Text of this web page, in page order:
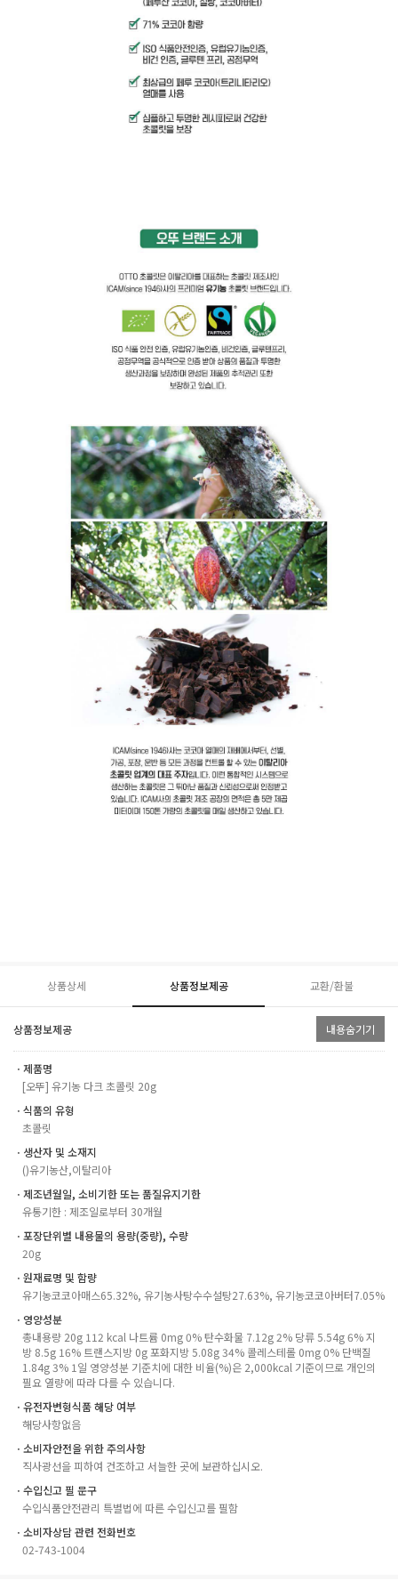
상품상세 상품정보제공 교환/환불
상품정보제공 내용숨기기
ㆍ제품명
[오뚜] 유기농 다크 초콜릿 20g
ㆍ식품의 유형
초콜릿
ㆍ생산자 및 소재지
()유기농산,이탈리아
ㆍ제조년월일, 소비기한 또는 품질유지기한
유통기한 : 제조일로부터 30개월
ㆍ포장단위별 내용물의 용량(중량), 수량
20g
ㆍ원재료명 및 함량
유기농코코아매스65.32%, 유기농사탕수수설탕27.63%, 유기농코코아버터7.05%
ㆍ영양성분
총내용량 20g 112 kcal 나트륨 0mg 0% 탄수화물 7.12g 2% 당류 5.54g 6% 지
방 8.5g 16% 트랜스지방 0g 포화지방 5.08g 34% 콜레스테롤 0mg 0% 단백질
1.84g 3% 1일 영양성분 기준치에 대한 비율(%)은 2,000kcal 기준이므로 개인의
필요 열량에 따라 다를 수 있습니다.
ㆍ유전자변형식품 해당 여부
해당사항없음
ㆍ소비자안전을 위한 주의사항
직사광선을 피하여 건조하고 서늘한 곳에 보관하십시오.
ㆍ수입신고 필 문구
수입식품안전관리 특별법에 따른 수입신고를 필함
ㆍ소비자상담 관련 전화번호
02-743-1004